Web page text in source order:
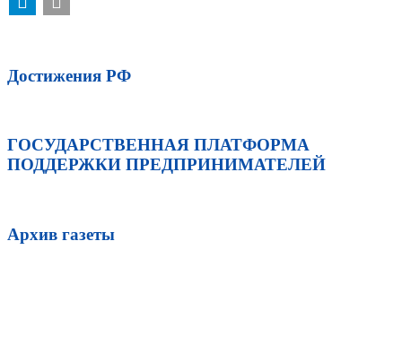
Достижения РФ
ГОСУДАРСТВЕННАЯ ПЛАТФОРМА
ПОДДЕРЖКИ ПРЕДПРИНИМАТЕЛЕЙ
Архив газеты